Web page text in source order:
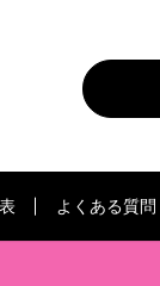
よくある質問